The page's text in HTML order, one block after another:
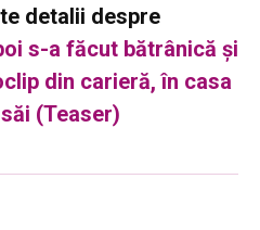
detalii despre
s-a făcut bătrânică și
din carieră, în casa
(Teaser)